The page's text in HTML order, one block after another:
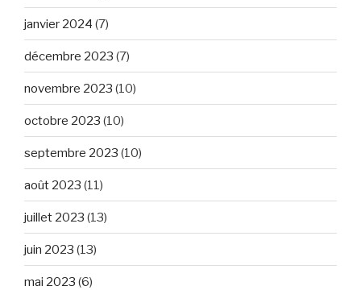
janvier 2024 (7)
décembre 2023 (7)
novembre 2023 (10)
octobre 2023 (10)
septembre 2023 (10)
août 2023 (11)
juillet 2023 (13)
juin 2023 (13)
mai 2023 (6)